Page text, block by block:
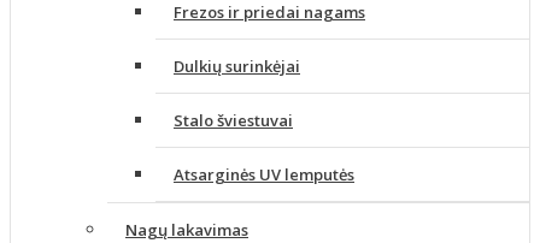
Frezos ir priedai nagams
Dulkių surinkėjai
Stalo šviestuvai
Atsarginės UV lemputės
Nagų lakavimas